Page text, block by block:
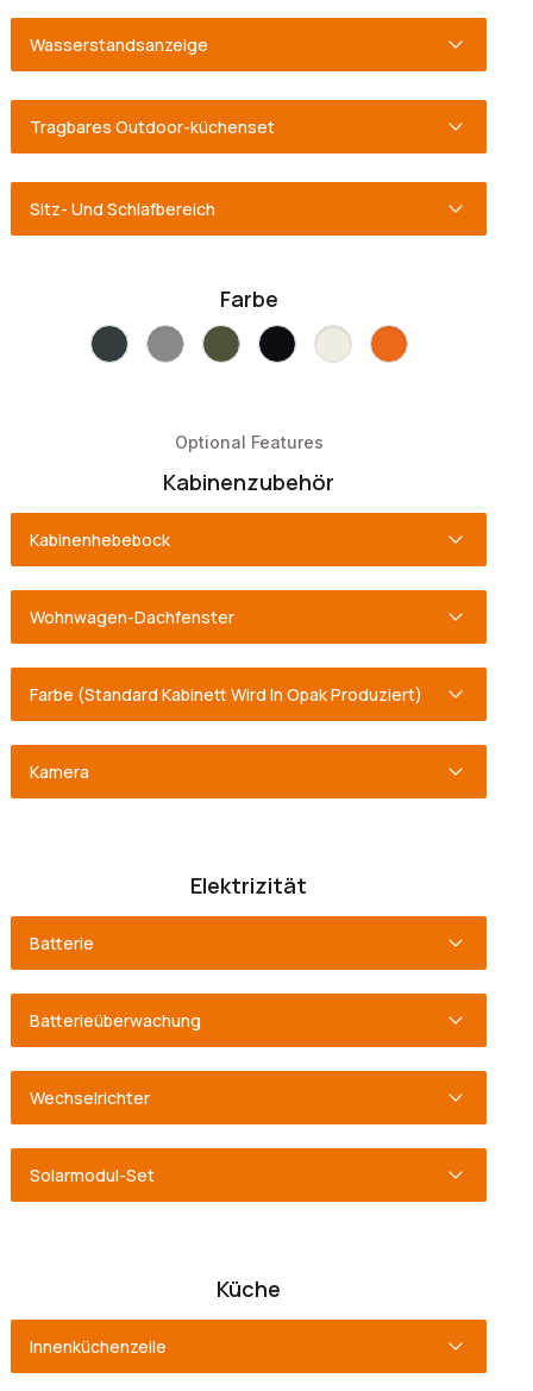
Wasserstandsanzeige
Tragbares Outdoor-küchenset
Sitz- Und Schlafbereich
Farbe
Optional Features
Kabinenzubehör
Kabinenhebebock
Wohnwagen-Dachfenster
Farbe (Standard Kabinett Wird In Opak Produziert)
Kamera
Elektrizität
Batterie
Batterieüberwachung
Wechselrichter
Solarmodul-Set
Küche
Innenküchenzeile